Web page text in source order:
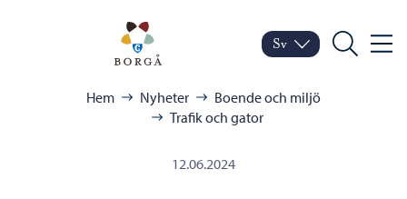
Porvoo – Gå till
Byt språk
Nuvarande språk:
Sv
Sök Meny
Hem Nyheter
Boende och miljö
Trafik och gator
12.06.2024